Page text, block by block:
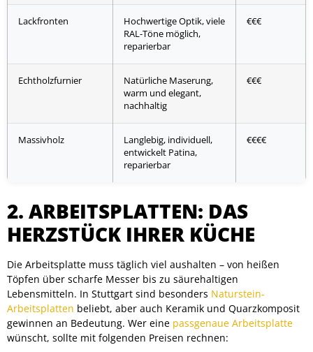
Lackfronten
Hochwertige Optik, viele
RAL-Töne möglich,
reparierbar
€€€
Echtholzfurnier
Natürliche Maserung,
warm und elegant,
nachhaltig
€€€
Massivholz
Langlebig, individuell,
entwickelt Patina,
reparierbar
€€€€
2. ARBEITSPLATTEN: DAS
HERZSTÜCK IHRER KÜCHE
Die Arbeitsplatte muss täglich viel aushalten – von heißen
Töpfen über scharfe Messer bis zu säurehaltigen
Lebensmitteln. In Stuttgart sind besonders Naturstein-
Arbeitsplatten beliebt, aber auch Keramik und Quarzkomposit
gewinnen an Bedeutung. Wer eine passgenaue Arbeitsplatte
wünscht, sollte mit folgenden Preisen rechnen: